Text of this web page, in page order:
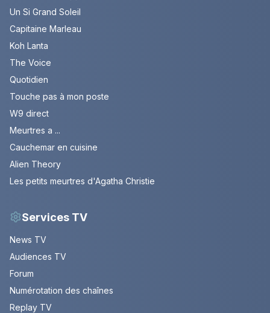
Un Si Grand Soleil
Capitaine Marleau
Koh Lanta
The Voice
Quotidien
Touche pas à mon poste
W9 direct
Meurtres a ...
Cauchemar en cuisine
Alien Theory
Les petits meurtres d'Agatha Christie
Services TV
News TV
Audiences TV
Forum
Numérotation des chaînes
Replay TV